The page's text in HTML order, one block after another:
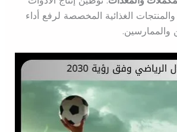
الغذائية المخصصة لرفع أداء
والممارسين.